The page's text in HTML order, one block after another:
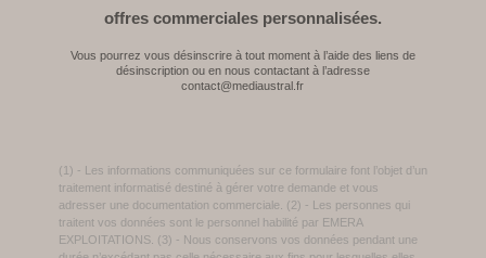
offres commerciales personnalisées.
Vous pourrez vous désinscrire à tout moment à l’aide des liens de
désinscription ou en nous contactant à l’adresse
contact@mediaustral.fr
(1) - Les informations communiquées sur ce formulaire font l’objet d’un
traitement informatisé destiné à gérer votre demande et vous
adresser une documentation commerciale. (2) - Les personnes qui
traitent vos données sont le personnel habilité par EMERA
EXPLOITATIONS. (3) - Nous conservons vos données pendant une